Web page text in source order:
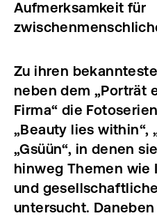
Aufmerksamkeit für
Zu ihren
neben dem „Porträt
Firma“ die
„Beauty lies within“,
„Gsüün“, in denen
hinweg Themen wie
und
untersucht.